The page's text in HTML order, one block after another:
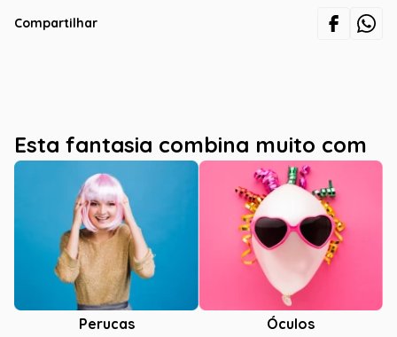
Compartilhar
Esta fantasia combina muito com
Perucas Óculos